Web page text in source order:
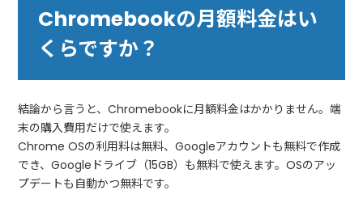
Chromebookの月額料金はい
くらですか？
結論から言うと、Chromebookに月額料金はかかりません。端
末の購入費用だけで使えます。
Chrome OSの利用料は無料、Googleアカウントも無料で作成
でき、Googleドライブ（15GB）も無料で使えます。OSのアッ
プデートも自動かつ無料です。